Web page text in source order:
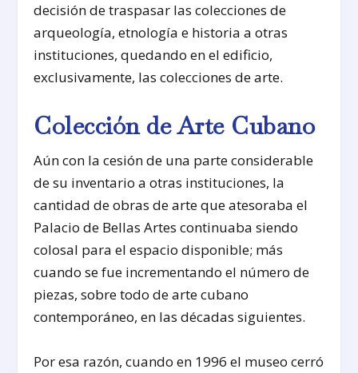
decisión de traspasar las colecciones de
arqueología, etnología e historia a otras
instituciones, quedando en el edificio,
exclusivamente, las colecciones de arte.
Colección de Arte Cubano
Aún con la cesión de una parte considerable
de su inventario a otras instituciones, la
cantidad de obras de arte que atesoraba el
Palacio de Bellas Artes continuaba siendo
colosal para el espacio disponible; más
cuando se fue incrementando el número de
piezas, sobre todo de arte cubano
contemporáneo, en las décadas siguientes.
Por esa razón, cuando en 1996 el museo cerró